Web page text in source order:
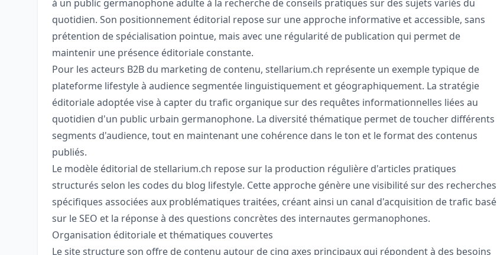
à un public germanophone adulte à la recherche de conseils pratiques sur des sujets variés du
quotidien. Son positionnement éditorial repose sur une approche informative et accessible, sans
prétention de spécialisation pointue, mais avec une régularité de publication qui permet de
maintenir une présence éditoriale constante.
Pour les acteurs B2B du marketing de contenu, stellarium.ch représente un exemple typique de
plateforme lifestyle à audience segmentée linguistiquement et géographiquement. La stratégie
éditoriale adoptée vise à capter du trafic organique sur des requêtes informationnelles liées au
quotidien d'un public urbain germanophone. La diversité thématique permet de toucher différents
segments d'audience, tout en maintenant une cohérence dans le ton et le format des contenus
publiés.
Le modèle éditorial de stellarium.ch repose sur la production régulière d'articles pratiques
structurés selon les codes du blog lifestyle. Cette approche génère une visibilité sur des recherches
spécifiques associées aux problématiques traitées, créant ainsi un canal d'acquisition de trafic basé
sur le SEO et la réponse à des questions concrètes des internautes germanophones.
Organisation éditoriale et thématiques couvertes
Le site structure son offre de contenu autour de cinq axes principaux qui répondent à des besoins